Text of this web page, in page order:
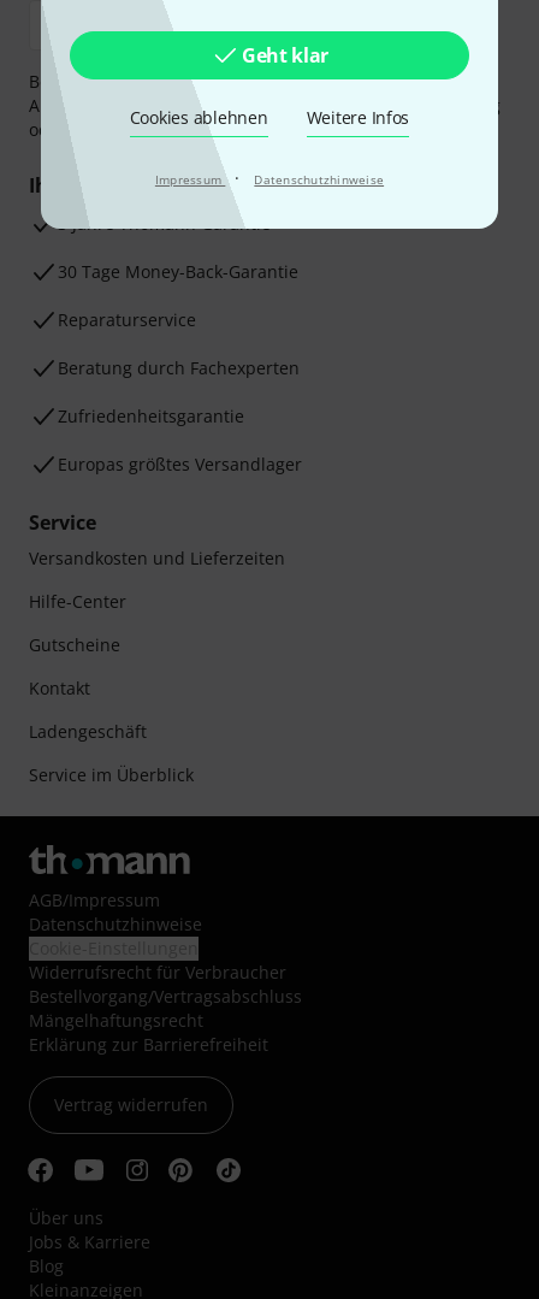
Geht klar
Cookies ablehnen Weitere Infos
Impressum · Datenschutzhinweise
Bezahlen Sie vertraulich und sicher per Vorkasse, PayPal,
Amazon Pay,
Klarna Sofort bezahlen
Klarna Ratenzahlung
oder Kreditkarte.
Ihre Vorteile
3 Jahre Thomann Garantie
30 Tage Money-Back-Garantie
Reparaturservice
Beratung durch Fachexperten
Zufriedenheitsgarantie
Europas größtes Versandlager
Service
Versandkosten und Lieferzeiten
Hilfe-Center
Gutscheine
Kontakt
Ladengeschäft
Service im Überblick
AGB/Impressum
Datenschutzhinweise
Widerrufsrecht für Verbraucher
Bestellvorgang/Vertragsabschluss
Mängelhaftungsrecht
Erklärung zur Barrierefreiheit
Vertrag widerrufen
Über uns
Jobs & Karriere
Blog
Kleinanzeigen